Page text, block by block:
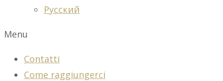
Русский
Menu
Contatti
Come raggiungerci